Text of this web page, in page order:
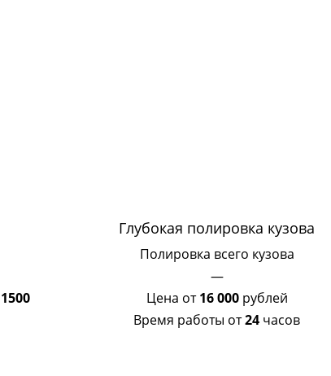
1500
Глубокая полировка кузова
Полировка всего кузова
—
Цена от16 000рублей
Время работы от24 часов